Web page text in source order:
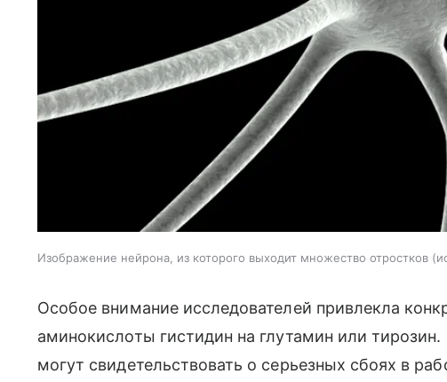
Изображение нейрона, из которого выходит множество отростков
Особое внимание исследователей привлекла
аминокислоты гистидин на глутамин или
могут свидетельствовать о серьезных сбоях в